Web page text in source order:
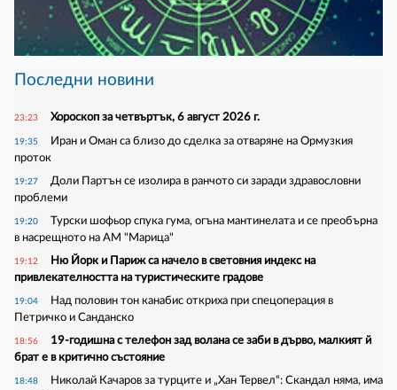
Последни новини
23:23 Хороскоп за четвъртък, 6 август 2026 г.
19:35
Иран и Оман са близо до сделка за отваряне на Ормузкия
проток
19:27
Доли Партън се изолира в ранчото си заради здравословни
проблеми
19:20
Турски шофьор спука гума, огъна мантинелата и се преобърна
в насрещното на АМ "Марица"
19:12
Ню Йорк и Париж са начело в световния индекс на
привлекателността на туристическите градове
19:04
Над половин тон канабис откриха при спецоперация в
Петричко и Санданско
18:56
19-годишна с телефон зад волана се заби в дърво, малкият й
брат е в критично състояние
18:48
Николай Качаров за турците и „Хан Тервел“: Скандал няма, има